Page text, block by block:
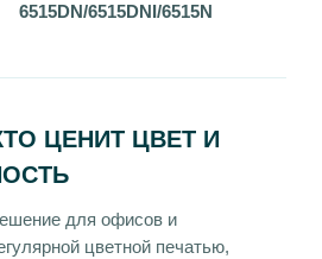
6515DN/6515DNI/6515N
ЦЕНИТ ЦВЕТ И
для офисов и
цветной печатью,